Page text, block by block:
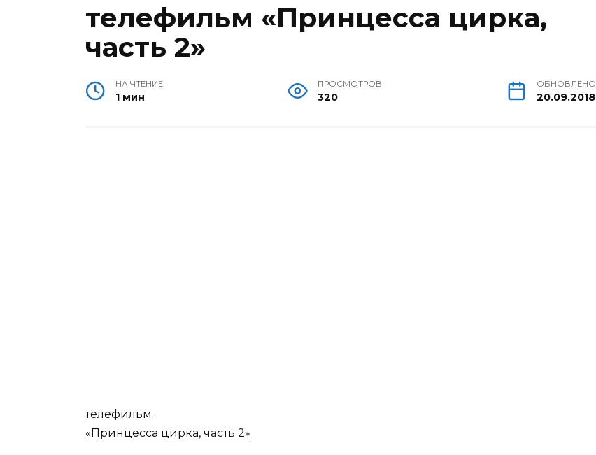
телефильм «Принцесса цирка,
часть 2»
НА ЧТЕНИЕ
1 мин
ПРОСМОТРОВ
320
ОБНОВЛЕНО
20.09.2018
телефильм
«Принцесса цирка, часть 2»